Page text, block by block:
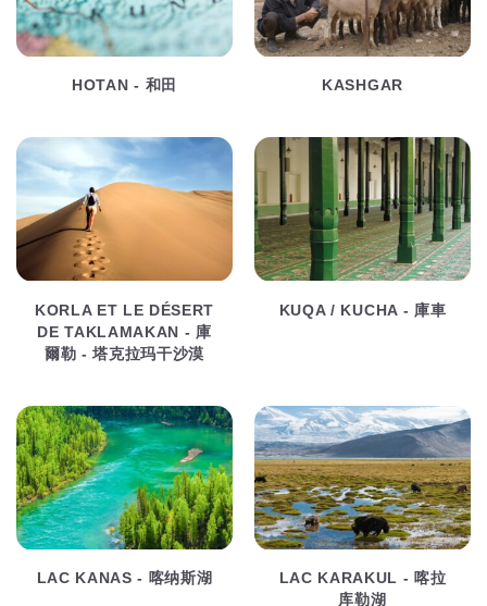
HOTAN - 和田 KASHGAR
KORLA ET LE DÉSERT
DE TAKLAMAKAN - 庫
爾勒 - 塔克拉玛干沙漠
KUQA / KUCHA - 庫車
LAC KANAS - 喀纳斯湖
LAC KARAKUL - 喀拉
库勒湖